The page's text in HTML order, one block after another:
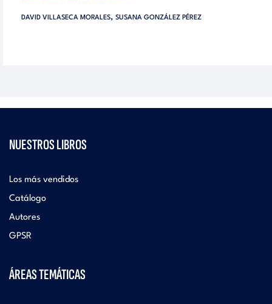
DAVID VILLASECA MORALES, SUSANA GONZÁLEZ PÉREZ
NUESTROS LIBROS
Los más vendidos
Catálogo
Autores
GPSR
ÁREAS TEMÁTICAS